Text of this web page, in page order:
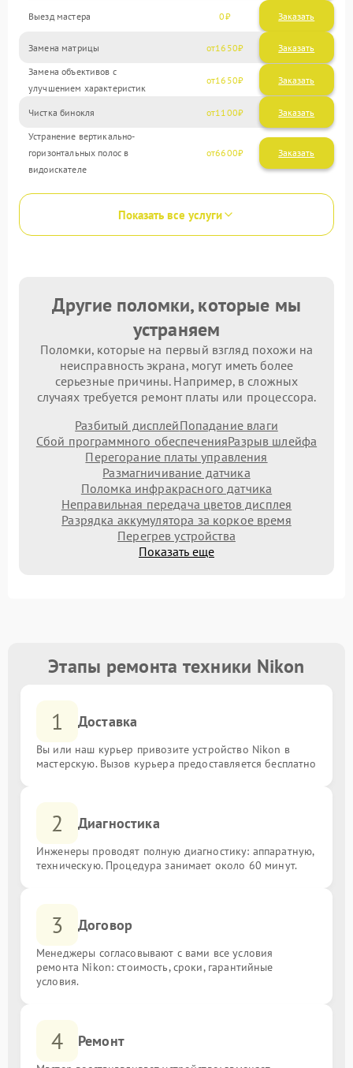
Выезд мастера 0 Заказать
Замена матрицы 1650
Замена объективов с
улучшением характеристик
1650
Чистка бинокля 1100
Устранение вертикально-
горизонтальных полос в
видоискателе
6600
Показать все услуги
Другие поломки, которые мы
устраняем
Поломки, которые на первый взгляд похожи на
неисправность экрана, могут иметь более
серьезные причины. Например, в сложных
случаях требуется ремонт платы или процессора.
Разбитый дисплейПопадание влаги
Сбой программного обеспеченияРазрыв шлейфа
Перегорание платы управления
Размагничивание датчика
Поломка инфракрасного датчика
Неправильная передача цветов дисплея
Разрядка аккумулятора за коркое время
Перегрев устройства
Показать еще
Этапы ремонта техники Nikon
1 Доставка
Вы или наш курьер привозите устройство Nikon в
мастерскую. Вызов курьера предоставляется бесплатно
2 Диагностика
Инженеры проводят полную диагностику: аппаратную,
техническую. Процедура занимает около 60 минут.
3 Договор
Менеджеры согласовывают с вами все условия
ремонта Nikon: стоимость, сроки, гарантийные
условия.
4 Ремонт